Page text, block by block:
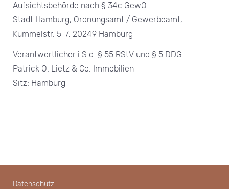
Aufsichtsbehörde nach § 34c GewO
Stadt Hamburg, Ordnungsamt / Gewerbeamt,
Kümmelstr. 5-7, 20249 Hamburg
Verantwortlicher i.S.d. § 55 RStV und § 5 DDG
Patrick O. Lietz & Co. Immobilien
Sitz: Hamburg
Datenschutz